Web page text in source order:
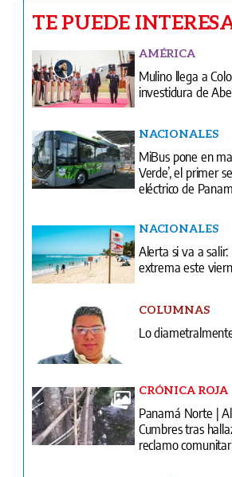
TE PUEDE
AMÉRICA
Mulino llega a
investidura de
NACIONALES
MiBus pone en
Verde’, el primer
eléctrico de
NACIONALES
Alerta si va a
extrema este
COLUMNAS
Lo
CRÓNICA ROJA
Panamá Norte |
Cumbres tras
reclamo